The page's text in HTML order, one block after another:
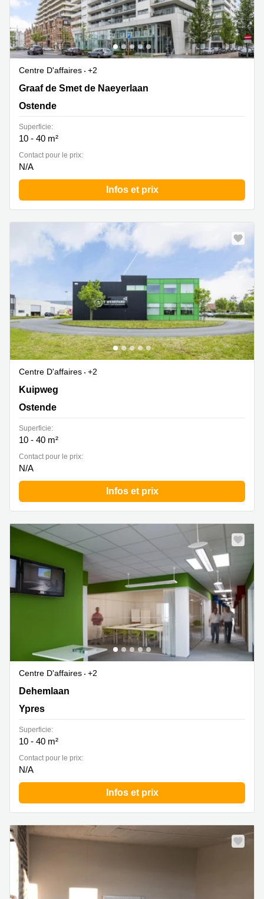
Centre D'affaires
+2
Graaf de Smet de Naeyerlaan 4, Ostende
Graaf de Smet de Naeyerlaan
Ostende
Superficie:
10 - 40 m²
Contact pour le prix:
N/A
Infos et prix
Centre D'affaires
+2
Kuipweg 13, Ostende
Kuipweg
Ostende
Superficie:
10 - 40 m²
Contact pour le prix:
N/A
Infos et prix
Centre D'affaires
+2
Dehemlaan 31, Ypres
Dehemlaan
Ypres
Superficie:
10 - 40 m²
Contact pour le prix:
N/A
Infos et prix